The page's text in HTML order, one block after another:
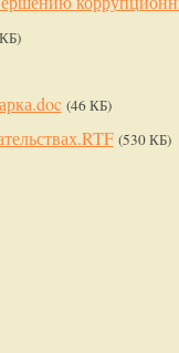
(46 КБ)
(530 КБ)